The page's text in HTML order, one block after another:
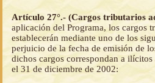
Artículo 27°.- (Cargos tributarios
aplicación del Programa, los cargos
establecerán mediante uno de los
perjuicio de la fecha de emisión de
dichos cargos correspondan a
el 31 de diciembre de 2002: